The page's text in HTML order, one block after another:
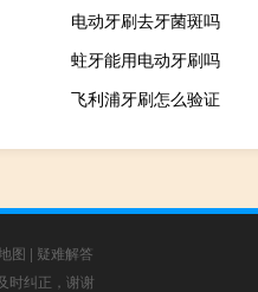
电动牙刷去牙菌斑吗
蛀牙能用电动牙刷吗
飞利浦牙刷怎么验证
图 | 疑难解答
时纠正，谢谢